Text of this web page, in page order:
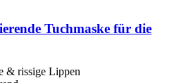
Tuchmaske für die
& rissige Lippen